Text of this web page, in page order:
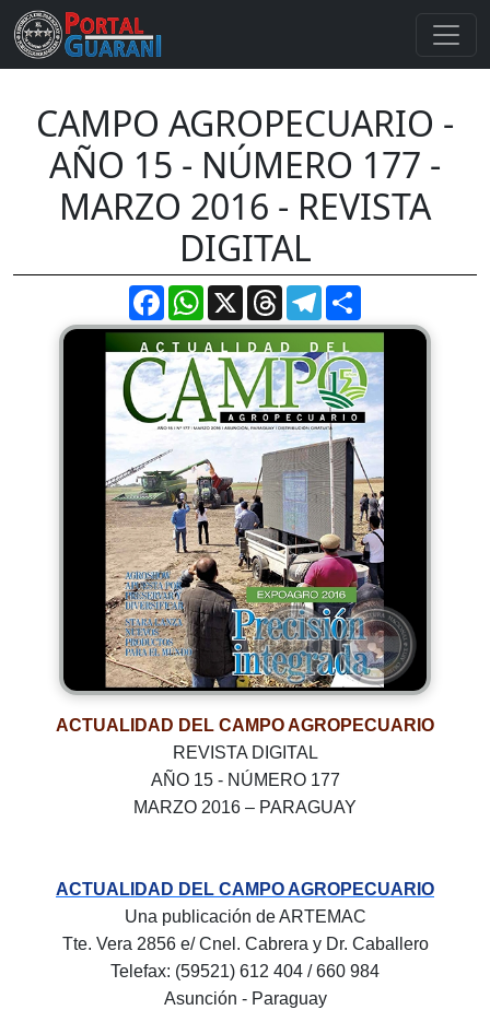
CAMPO AGROPECUARIO -
AÑO 15 - NÚMERO 177 -
MARZO 2016 - REVISTA
DIGITAL
FacebookWhatsApp
X ThreadsTelegram
ACTUALIDAD DEL CAMPO AGROPECUARIO
REVISTA DIGITAL
AÑO 15 - NÚMERO 177
MARZO 2016 – PARAGUAY
ACTUALIDAD DEL CAMPO AGROPECUARIO
Una publicación de ARTEMAC
Tte. Vera 2856 e/ Cnel. Cabrera y Dr. Caballero
Telefax: (59521) 612 404 / 660 984
Asunción - Paraguay